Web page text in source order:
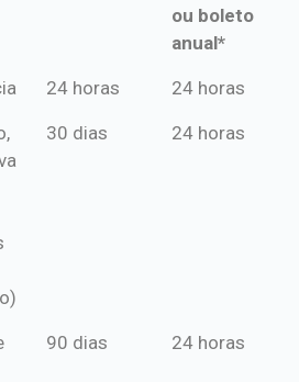
ou boleto
anual*
*Pagamento
mensal*
*Pagamento
de crédito
24 horas 24 horas
30 dias 24 horas
90 dias 24 horas